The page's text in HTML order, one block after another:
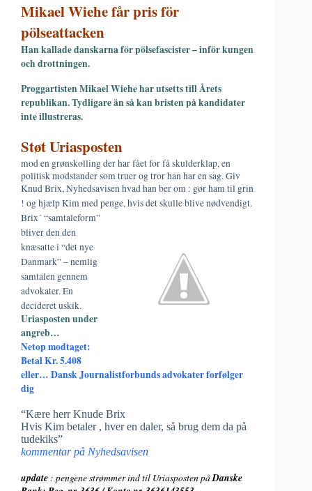
Mikael Wiehe får pris för
pölseattacken
Han kallade danskarna för pölsefascister – inför kungen
och drottningen.
Proggartisten Mikael Wiehe har utsetts till Årets
republikan. Tydligare än så kan bristen på kandidater
inte illustreras.
Støt Uriasposten
mod en grønskolling der har fået for få skulderklap, en
politisk modstander som truer og tror han har en sag. Giv
Knud Brix, Nyhedsavisen hvad han ber om : gør ham til grin
! og hjælp Kim med penge, hvis det skulle blive nødvendigt.
Brix´ “samtaleform”
bliver den den
knæsatte i “det nye
Danmark” – nemlig
samtalen gennem
advokater. En
decideret uskik.
Uriasposten under
angreb…
Netop modtaget:
Betal Kr. 5.408
eller… Dansk Journalistforbunds advokater forfølger
dig
“Kære herr Knude Brix
Hvis Kim betaler , hver en daler, så brug dem da på
tudekiks”
kommentar på Nyhedsavisen
update: pengene strømmer ind til Uriasposten påDanske